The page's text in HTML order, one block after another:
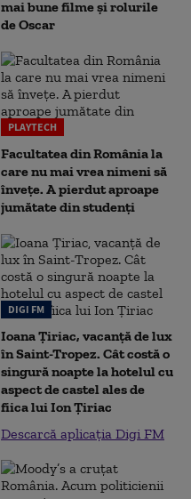
mai bune filme și rolurile
de Oscar
PLAYTECH
Facultatea din România la
care nu mai vrea nimeni să
înveţe. A pierdut aproape
jumătate din studenţi
DIGI FM
Ioana Țiriac, vacanță de lux
în Saint-Tropez. Cât costă o
singură noapte la hotelul cu
aspect de castel ales de
fiica lui Ion Țiriac
Descarcă aplicația Digi FM